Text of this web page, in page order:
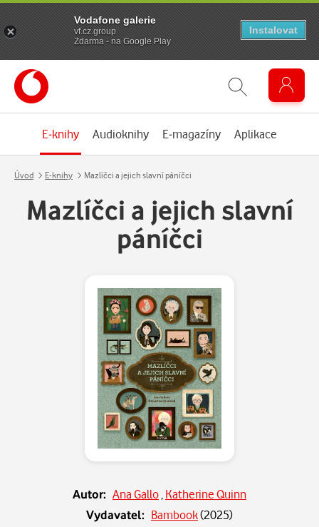
E-knihy Audioknihy E-magazíny Aplikace
Úvod E-knihy Mazlíčci a jejich slavní páníčci
Mazlíčci a jejich slavní
páníčci
Autor: Ana Gallo Katherine Quinn
Vydavatel: Bambook(2025)
Vodafone galerie
vf.cz.group
Zdarma - na Google Play
Instalovat